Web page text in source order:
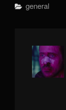
Categorías
General